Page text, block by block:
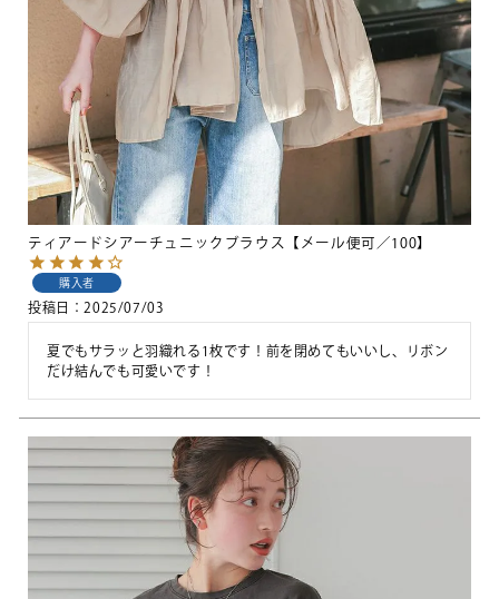
ティアードシアーチュニックブラウス【メール便可／100】
購入者
投稿日 2025/07/03
夏でもサラッと羽織れる1枚です！前を閉めてもいいし、リボン
だけ結んでも可愛いです！